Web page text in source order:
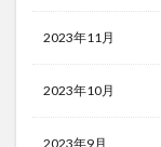
2023年11月
2023年10月
2023年9月